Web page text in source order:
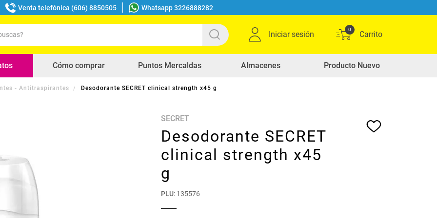
Venta telefónica (606) 8850505 Whatsapp 3226888282
Iniciar sesión
0
Cómo comprar Puntos Mercaldas Almacenes Producto Nuevo
- Antitraspirantes Desodorante SECRET clinical strength x45 g
SECRET
Desodorante SECRET
clinical strength x45
g
PLU: 135576
buscados